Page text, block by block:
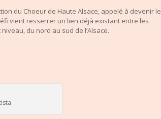
du Choeur de Haute Alsace, appelé à devenir le
vient resserrer un lien déjà existant entre les
du nord au sud de l’Alsace.